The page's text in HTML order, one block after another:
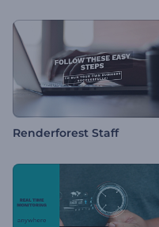
Renderforest Staff